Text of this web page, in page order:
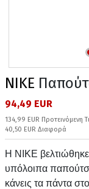
NIKE
94,49 EUR
134,99 EUR Προτεινόμενη
40,50 EUR Διαφορά
Η NIKE
υπόλοιπα
κάνεις τα πάντα